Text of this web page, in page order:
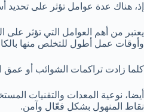
إذ، هناك عدة عوامل تؤثر على
يعتبر من أهم العوامل التي تؤثر
وأوقات عمل أطول للتخلص منها
كلما زادت تراكمات الشوائب أو عمق
أيضا، نوعية المعدات والتقنيات
نقاط المنهول بشكل فعّال وآمن.